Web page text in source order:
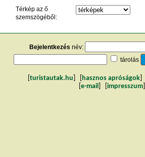
Térkép az ő
szemszögéből:
Bejelentkezés név:
tárolás
turistautak.hu hasznos apróságok
e-mail impresszum]